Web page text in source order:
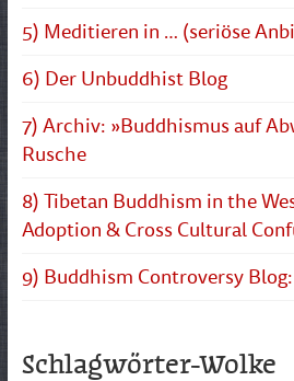
5) Meditieren in … (seriöse
6) Der Unbuddhist Blog
7) Archiv: »Buddhismus auf
Rusche
8) Tibetan Buddhism in the
Adoption & Cross Cultural
9) Buddhism Controversy
Schlagwörter-Wolke